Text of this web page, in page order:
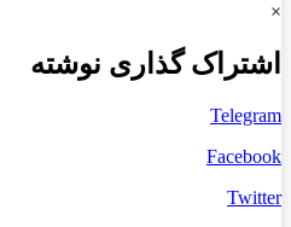
×
اشتراک گذاری نوشته
Telegram
Facebook
Twitter